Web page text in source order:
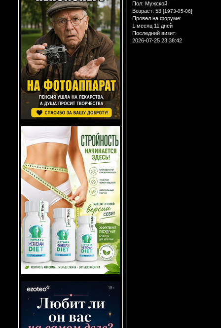
Пол: Мужской
Возраст: 53 [1973-05-06]
Провел на форуме:
1 месяц 11 дней
Последний визит:
2026-07-25 23:38:42